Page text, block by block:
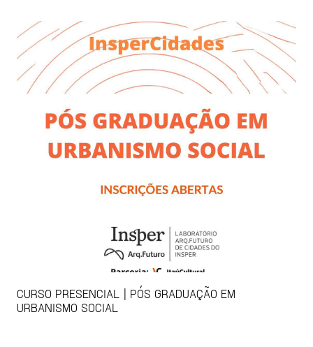
CURSO PRESENCIAL | PÓS GRADUAÇÃO EM
URBANISMO SOCIAL